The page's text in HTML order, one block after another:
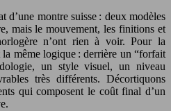
d’une montre suisse : deux modèles
mais le mouvement, les finitions et
n’ont rien à voir. Pour la
la même logique : derrière un “forfait
un style visuel, un niveau
très différents. Décortiquons
qui composent le coût final d’un